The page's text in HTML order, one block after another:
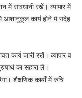
में सावधानी रखें। व्यापार में
में आशानुकूल कार्य होने में संदेह
कार्य जारी रखें। व्यापार व
का सहारा लें।
शैक्षणिक कार्यों में रुचि